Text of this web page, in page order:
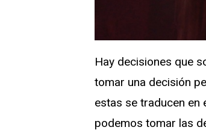
Hay decisiones que
tomar una decisión
estas se traducen en
podemos tomar las